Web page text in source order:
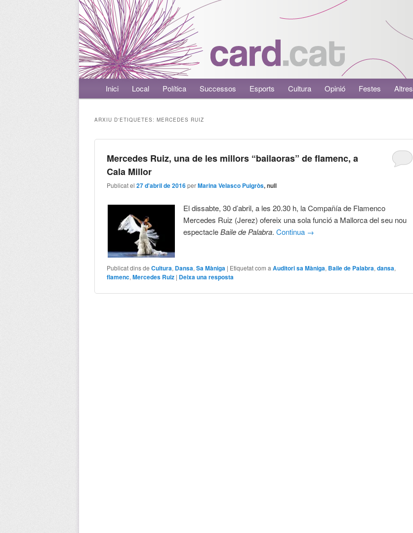
Menú principalAneu al contingut principal
Aneu al contingut secundari
Inici Local Política Successos Esports Cultura Opinió Festes Altres
ARXIU D'ETIQUETES: MERCEDES RUIZ
Mercedes Ruiz, una de les millors “bailaoras” de flamenc, a
Cala Millor
Publicat el27 d'abril de 2016perMarina Velasco Puigròs, null
El dissabte, 30 d’abril, a les 20.30 h, la Compañía de Flamenco
Mercedes Ruiz (Jerez) ofereix una sola funció a Mallorca del seu nou
espectacleBaile de Palabra.Continua →
Publicat dins de Cultura, Dansa,Sa Màniga | Etiquetat com a Auditori sa Màniga, Baile de Palabra,dansa,
flamenc,Mercedes Ruiz | Deixa una resposta